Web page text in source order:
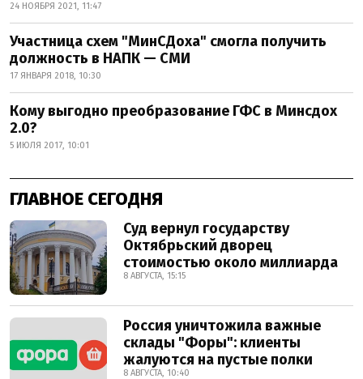
24 НОЯБРЯ 2021, 11:47
Участница схем "МинСДоха" смогла получить
должность в НАПК — СМИ
17 ЯНВАРЯ 2018, 10:30
Кому выгодно преобразование ГФС в Минсдох
2.0?
5 ИЮЛЯ 2017, 10:01
ГЛАВНОЕ СЕГОДНЯ
Суд вернул государству
Октябрьский дворец
стоимостью около миллиарда
8 АВГУСТА, 15:15
Россия уничтожила важные
склады "Форы": клиенты
жалуются на пустые полки
8 АВГУСТА, 10:40